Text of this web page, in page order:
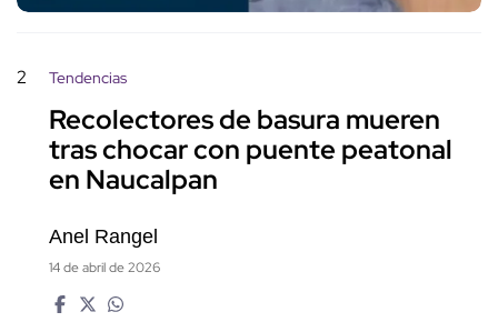
2 Tendencias
Recolectores de basura mueren
tras chocar con puente peatonal
en Naucalpan
Anel Rangel
14 de abril de 2026